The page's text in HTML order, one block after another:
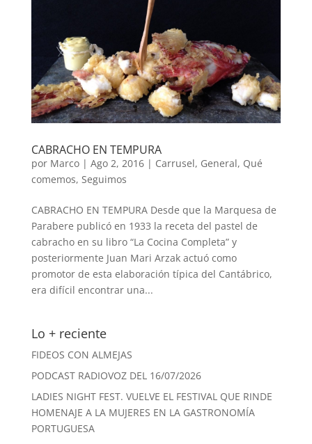
CABRACHO EN TEMPURA
por Marco| Ago 2, 2016| Carrusel, General, Qué
comemos, Seguimos
CABRACHO EN TEMPURA Desde que la Marquesa de
Parabere publicó en 1933 la receta del pastel de
cabracho en su libro “La Cocina Completa” y
posteriormente Juan Mari Arzak actuó como
promotor de esta elaboración típica del Cantábrico,
era difícil encontrar una...
Lo + reciente
FIDEOS CON ALMEJAS
PODCAST RADIOVOZ DEL 16/07/2026
LADIES NIGHT FEST. VUELVE EL FESTIVAL QUE RINDE
HOMENAJE A LA MUJERES EN LA GASTRONOMÍA
PORTUGUESA